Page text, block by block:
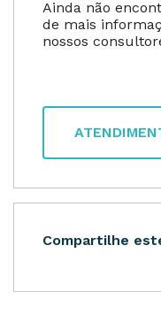
Ainda não
de mais
nossos
Compartilhe